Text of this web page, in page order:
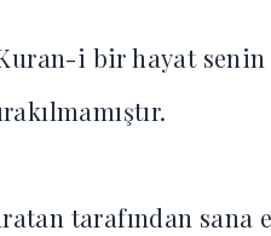
i bir hayat
tarafından sana